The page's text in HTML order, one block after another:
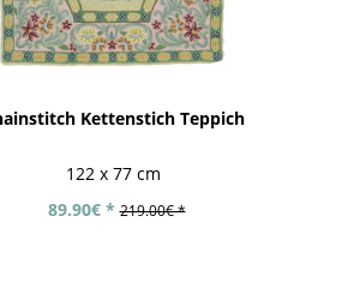
Kettenstich Teppich
122 x 77 cm
89.90€ * 219.00€ *